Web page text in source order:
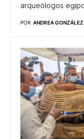
arqueólogos
POR ANDREA GONZÁLEZ